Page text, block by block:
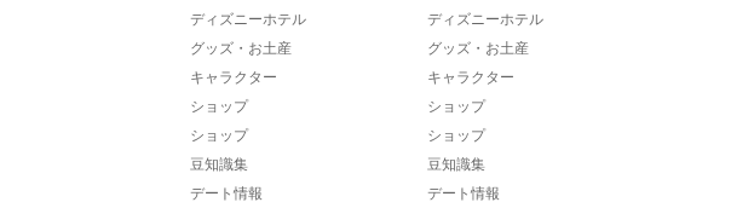
ディズニーホテル
グッズ・お土産
キャラクター
ショップ
ショップ
豆知識集
デート情報
ディズニーホテル
グッズ・お土産
キャラクター
ショップ
ショップ
豆知識集
デート情報